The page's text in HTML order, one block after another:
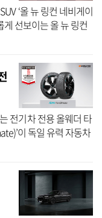
‘올 뉴 링컨 네비게이
게 선보이는 올 뉴 링컨
로, 진화된 디자인
전기차 전용 올웨더 타
이 독일 유력 자동차
전용 사계절용 타이어